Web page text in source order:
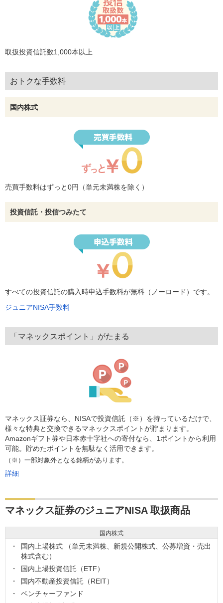
取扱投資信託数1,000本以上
おトクな手数料
国内株式
売買手数料はずっと0円（単元未満株を除く）
投資信託・投信つみたて
すべての投資信託の購入時申込手数料が無料（ノーロード）です。
ジュニアNISA手数料
「マネックスポイント」がたまる
マネックス証券なら、NISAで投資信託（※）を持っているだけで、
様々な特典と交換できるマネックスポイントが貯まります。
Amazonギフト券や日本赤十字社への寄付なら、1ポイントから利用
可能。貯めたポイントを無駄なく活用できます。
（※）一部対象外となる銘柄があります。
詳細
マネックス証券のジュニアNISA 取扱商品
国内株式
国内上場株式 （単元未満株、新規公開株式、公募増資・売出
株式含む）
国内上場投資信託（ETF）
国内不動産投資信託（REIT）
ベンチャーファンド